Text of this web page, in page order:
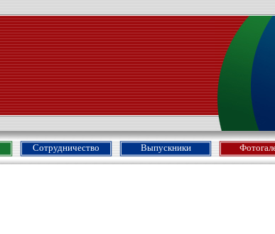
Сотрудничество Выпускники